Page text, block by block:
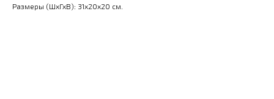
Размеры (ШхГхВ): 31x20x20 см.